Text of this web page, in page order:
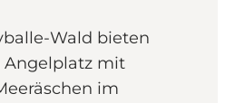
Wald bieten
mit
im